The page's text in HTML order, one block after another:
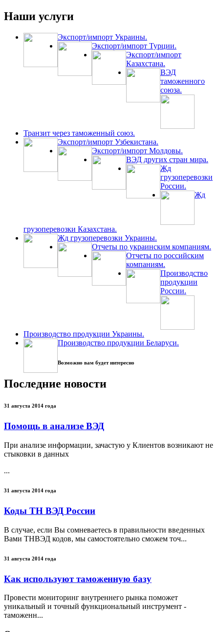
Наши услуги
Экспорт/импорт Украины.
Экспорт/импорт Турции.
Экспорт/импорт
Казахстана.
ВЭД
таможенного
союза.
Транзит через таможенный союз.
Экспорт/импорт Узбекистана.
Экспорт/импорт Молдовы.
ВЭД других стран мира.
Жд
грузоперевозки
России.
Жд
грузоперевозки Казахстана.
Жд грузоперевозки Украины.
Отчеты по украинским компаниям.
Отчеты по российским
компаниям.
Производство
продукции
России.
Производство продукции Украины.
Производство продукции Беларуси.
Возможно вам будет интересно
Последние новости
31 августа 2014 года
Помощь в анализе ВЭД
При анализе информации, зачастую у Клиентов возникают не
стыковки в данных
...
31 августа 2014 года
Коды ТН ВЭД России
В случае, если Вы сомневаетесь в правильности введенных
Вами ТНВЭД кодов, мы самостоятельно сможем точ...
31 августа 2014 года
Как используют таможенную базу
Провести мониторинг внутреннего рынка поможет
уникальный и точный функциональный инструмент -
таможенн...